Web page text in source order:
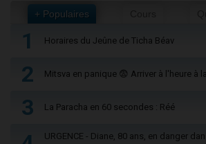
+ Populaires
1 Horaires du Jeûne de Ticha Béav
2 Mitsva en panique 😨 Arriver à l'heure à
3 La Paracha en 60 secondes : Réé
URGENCE - Diane, 80 ans, en danger